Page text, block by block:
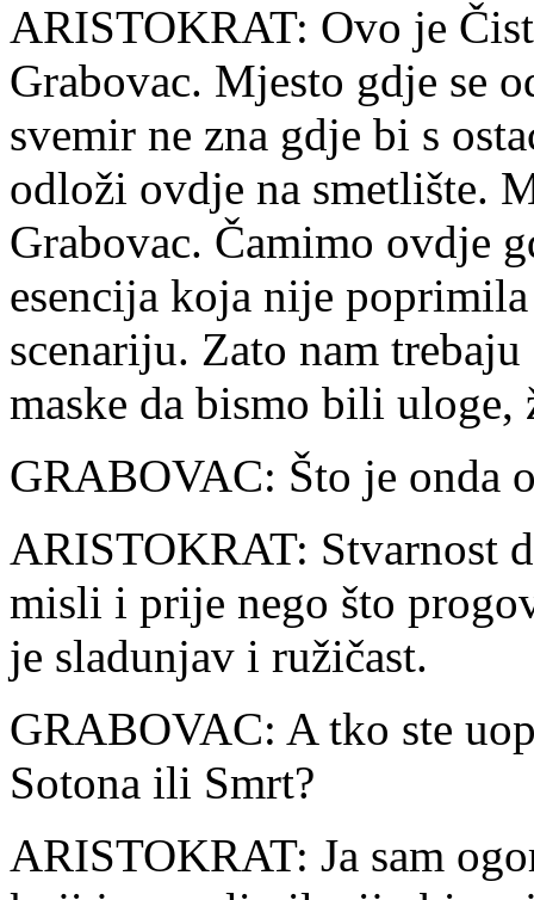
ARISTOKRAT: Ovo je
Grabovac. Mjesto gdje se
svemir ne zna gdje bi s
odloži ovdje na smetlište.
Grabovac. Čamimo ovdje
esencija koja nije
scenariju. Zato nam
maske da bismo bili uloge,
GRABOVAC: Što je onda
ARISTOKRAT: Stvarnost
misli i prije nego što
je sladunjav i ružičast.
GRABOVAC: A tko ste
Sotona ili Smrt?
ARISTOKRAT: Ja sam